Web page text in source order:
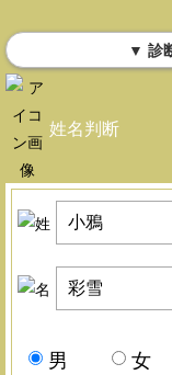
▼ 診
姓名判断
男 女